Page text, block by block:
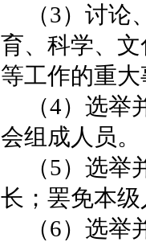
（3）讨
育、科学、
等工作的重
（4）选
会组成人员。
（5）选
长；罢免本
（6）选